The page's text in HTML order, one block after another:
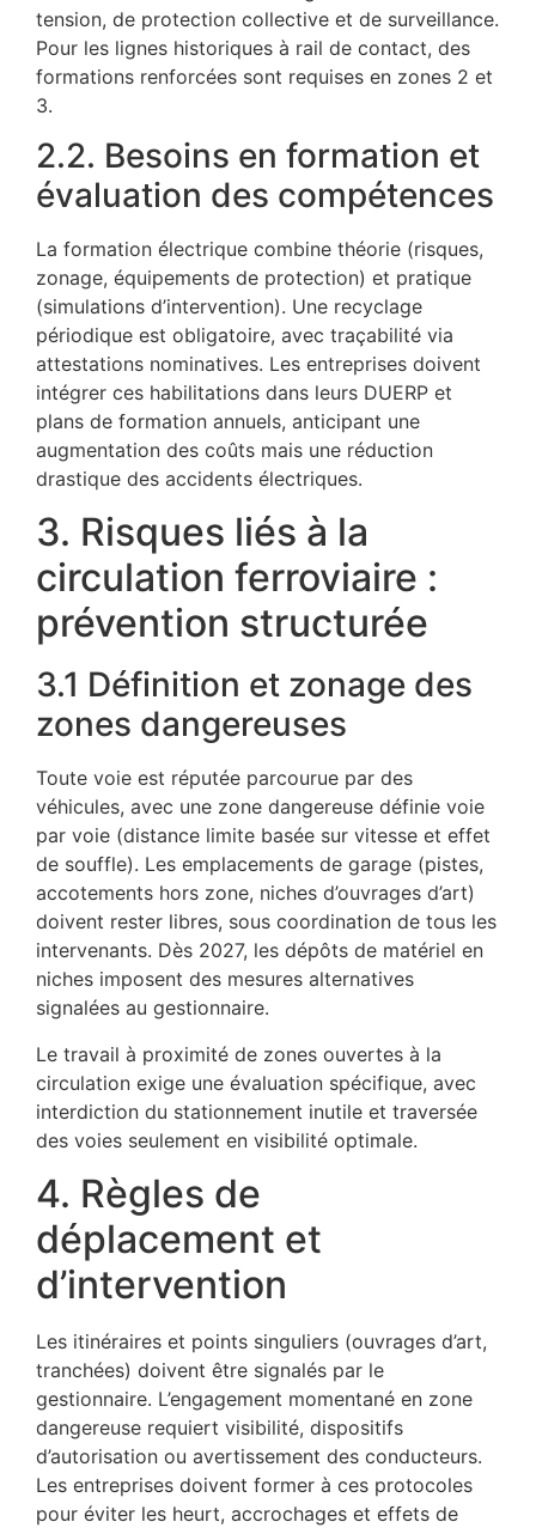
tension, de protection collective et de surveillance.
Pour les lignes historiques à rail de contact, des
formations renforcées sont requises en zones 2 et
3.
2.2. Besoins en formation et
évaluation des compétences
La formation électrique combine théorie (risques,
zonage, équipements de protection) et pratique
(simulations d’intervention). Une recyclage
périodique est obligatoire, avec traçabilité via
attestations nominatives. Les entreprises doivent
intégrer ces habilitations dans leurs DUERP et
plans de formation annuels, anticipant une
augmentation des coûts mais une réduction
drastique des accidents électriques.
3. Risques liés à la
circulation ferroviaire :
prévention structurée
3.1 Définition et zonage des
zones dangereuses
Toute voie est réputée parcourue par des
véhicules, avec une zone dangereuse définie voie
par voie (distance limite basée sur vitesse et effet
de souffle). Les emplacements de garage (pistes,
accotements hors zone, niches d’ouvrages d’art)
doivent rester libres, sous coordination de tous les
intervenants. Dès 2027, les dépôts de matériel en
niches imposent des mesures alternatives
signalées au gestionnaire.
Le travail à proximité de zones ouvertes à la
circulation exige une évaluation spécifique, avec
interdiction du stationnement inutile et traversée
des voies seulement en visibilité optimale.
4. Règles de
déplacement et
d’intervention
Les itinéraires et points singuliers (ouvrages d’art,
tranchées) doivent être signalés par le
gestionnaire. L’engagement momentané en zone
dangereuse requiert visibilité, dispositifs
d’autorisation ou avertissement des conducteurs.
Les entreprises doivent former à ces protocoles
pour éviter les heurt, accrochages et effets de